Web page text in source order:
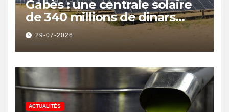
Gabès : une centrale solaire
de 340 millions de dinars
pour renforcer la transition
énergétique et créer 400
emplois
29-07-2026
ACTUALITÉS